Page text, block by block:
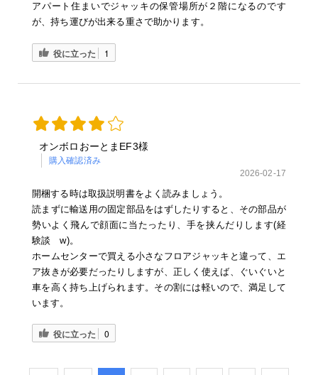
アパート住まいでジャッキの保管場所が２階になるのです
が、持ち運びが出来る重さで助かります。
役に立った 1
オンボロおーとまEF3様
購入確認済み
2026-02-17
開梱する時は取扱説明書をよく読みましょう。
読まずに輸送用の固定部品をはずしたりすると、その部品が
勢いよく飛んで顔面に当たったり、手を挟んだりします(経
験談 w)。
ホームセンターで買える小さなフロアジャッキと違って、エ
ア抜きが必要だったりしますが、正しく使えば、ぐいぐいと
車を高く持ち上げられます。その割には軽いので、満足して
います。
役に立った 0